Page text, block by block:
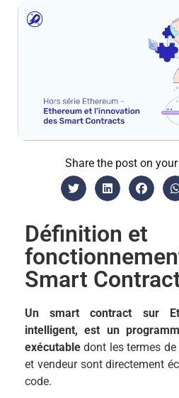
Share the post on
Définition et
Smart
Un smart contract sur
intelligent, est un
exécutable dont les termes de
et vendeur sont directement
code.